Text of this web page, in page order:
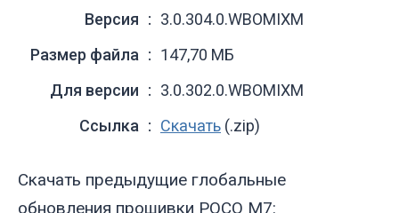
Версия
3.0.304.0.WBOMIXM
Размер файла
147,70 МБ
Для версии
3.0.302.0.WBOMIXM
Ссылка
Скачать (.zip)
Скачать предыдущие глобальные
обновления прошивки POCO M7: